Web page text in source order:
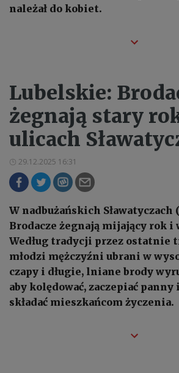
należał do kobiet.
Lubelskie:
żegnają stary
ulicach
29.12.2025 16:31
W nadbużańskich Sławatyczach
Brodacze żegnają mijający rok i
Według tradycji przez ostatnie
młodzi mężczyźni ubrani w
czapy i długie, lniane brody
aby kolędować, zaczepiać
składać mieszkańcom życzenia.